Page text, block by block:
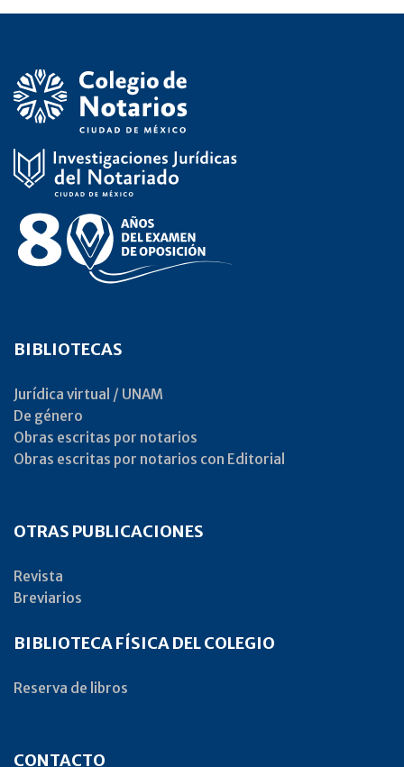
BIBLIOTECAS
Jurídica virtual / UNAM
De género
Obras escritas por notarios
Obras escritas por notarios con Editorial
OTRAS PUBLICACIONES
Revista
Breviarios
BIBLIOTECA FÍSICA DEL COLEGIO
Reserva de libros
CONTACTO